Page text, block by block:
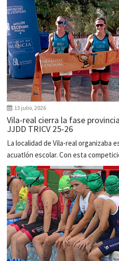
13 julio, 2026
Vila-real cierra la fase
JJDD TRICV 25-26
La localidad de Vila-real organizaba
acuatlón escolar. Con esta